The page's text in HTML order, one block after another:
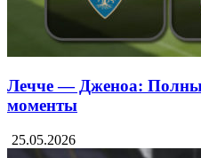
Лечче — Дженоа:
моменты
25.05.2026